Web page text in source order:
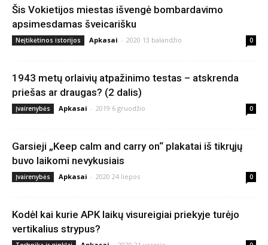
Šis Vokietijos miestas išvengė bombardavimo
apsimesdamas šveicarišku
Neįtikėtinos istorijos Apkasai - 2020 13 balandžio 0
1943 metų orlaivių atpažinimo testas – atskrenda
priešas ar draugas? (2 dalis)
Įvairenybės Apkasai - 2019 6 gruodžio 0
Garsieji „Keep calm and carry on“ plakatai iš tikrųjų
buvo laikomi nevykusiais
Įvairenybės Apkasai - 2020 24 liepos 0
Kodėl kai kurie APK laikų visureigiai priekyje turėjo
vertikalius strypus?